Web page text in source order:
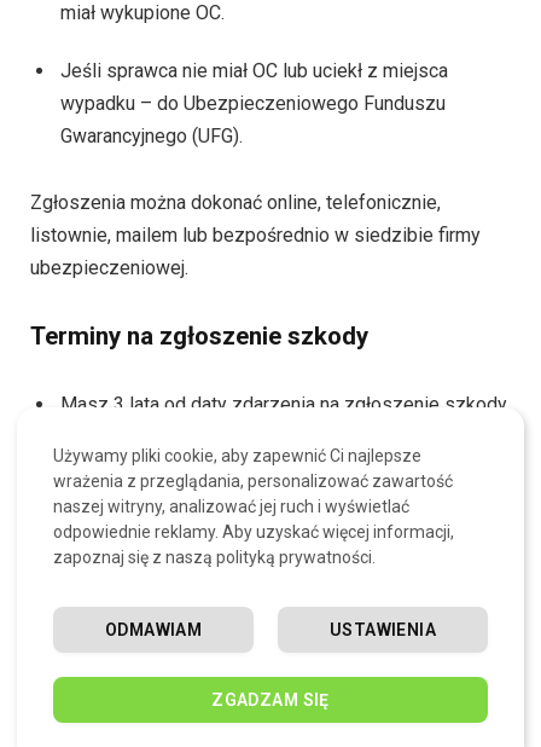
miał wykupione OC.
Jeśli sprawca nie miał OC lub uciekł z miejsca
wypadku – do Ubezpieczeniowego Funduszu
Gwarancyjnego (UFG).
Zgłoszenia można dokonać online, telefonicznie,
listownie, mailem lub bezpośrednio w siedzibie firmy
ubezpieczeniowej.
Terminy na zgłoszenie szkody
Masz 3 lata od daty zdarzenia na zgłoszenie szkody.
Jeśli sprawca popełnił przestępstwo (np. był pod
wpływem alkoholu), termin wydłuża się do 20 lat.
Zawsze zgłaszaj szkodę jak najszybciej, aby uprościć i
Ile trwa rozpatrzenie wniosku?
Używamy pliki cookie, aby zapewnić Ci najlepsze
wrażenia z przeglądania, personalizować zawartość
naszej witryny, analizować jej ruch i wyświetlać
odpowiednie reklamy. Aby uzyskać więcej informacji,
zapoznaj się z naszą polityką prywatności.
ZGADZAM SIĘ
USTAWIENIA
ODMAWIAM